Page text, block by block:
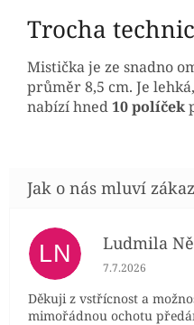
Trocha
Mistička je ze snadno
průměr 8,5 cm. Je
nabízí hned10 políček
LN Ludmila
Hodnocení
7.7.2026
Děkuji z vstřícnost a
mimořádnou ochotu